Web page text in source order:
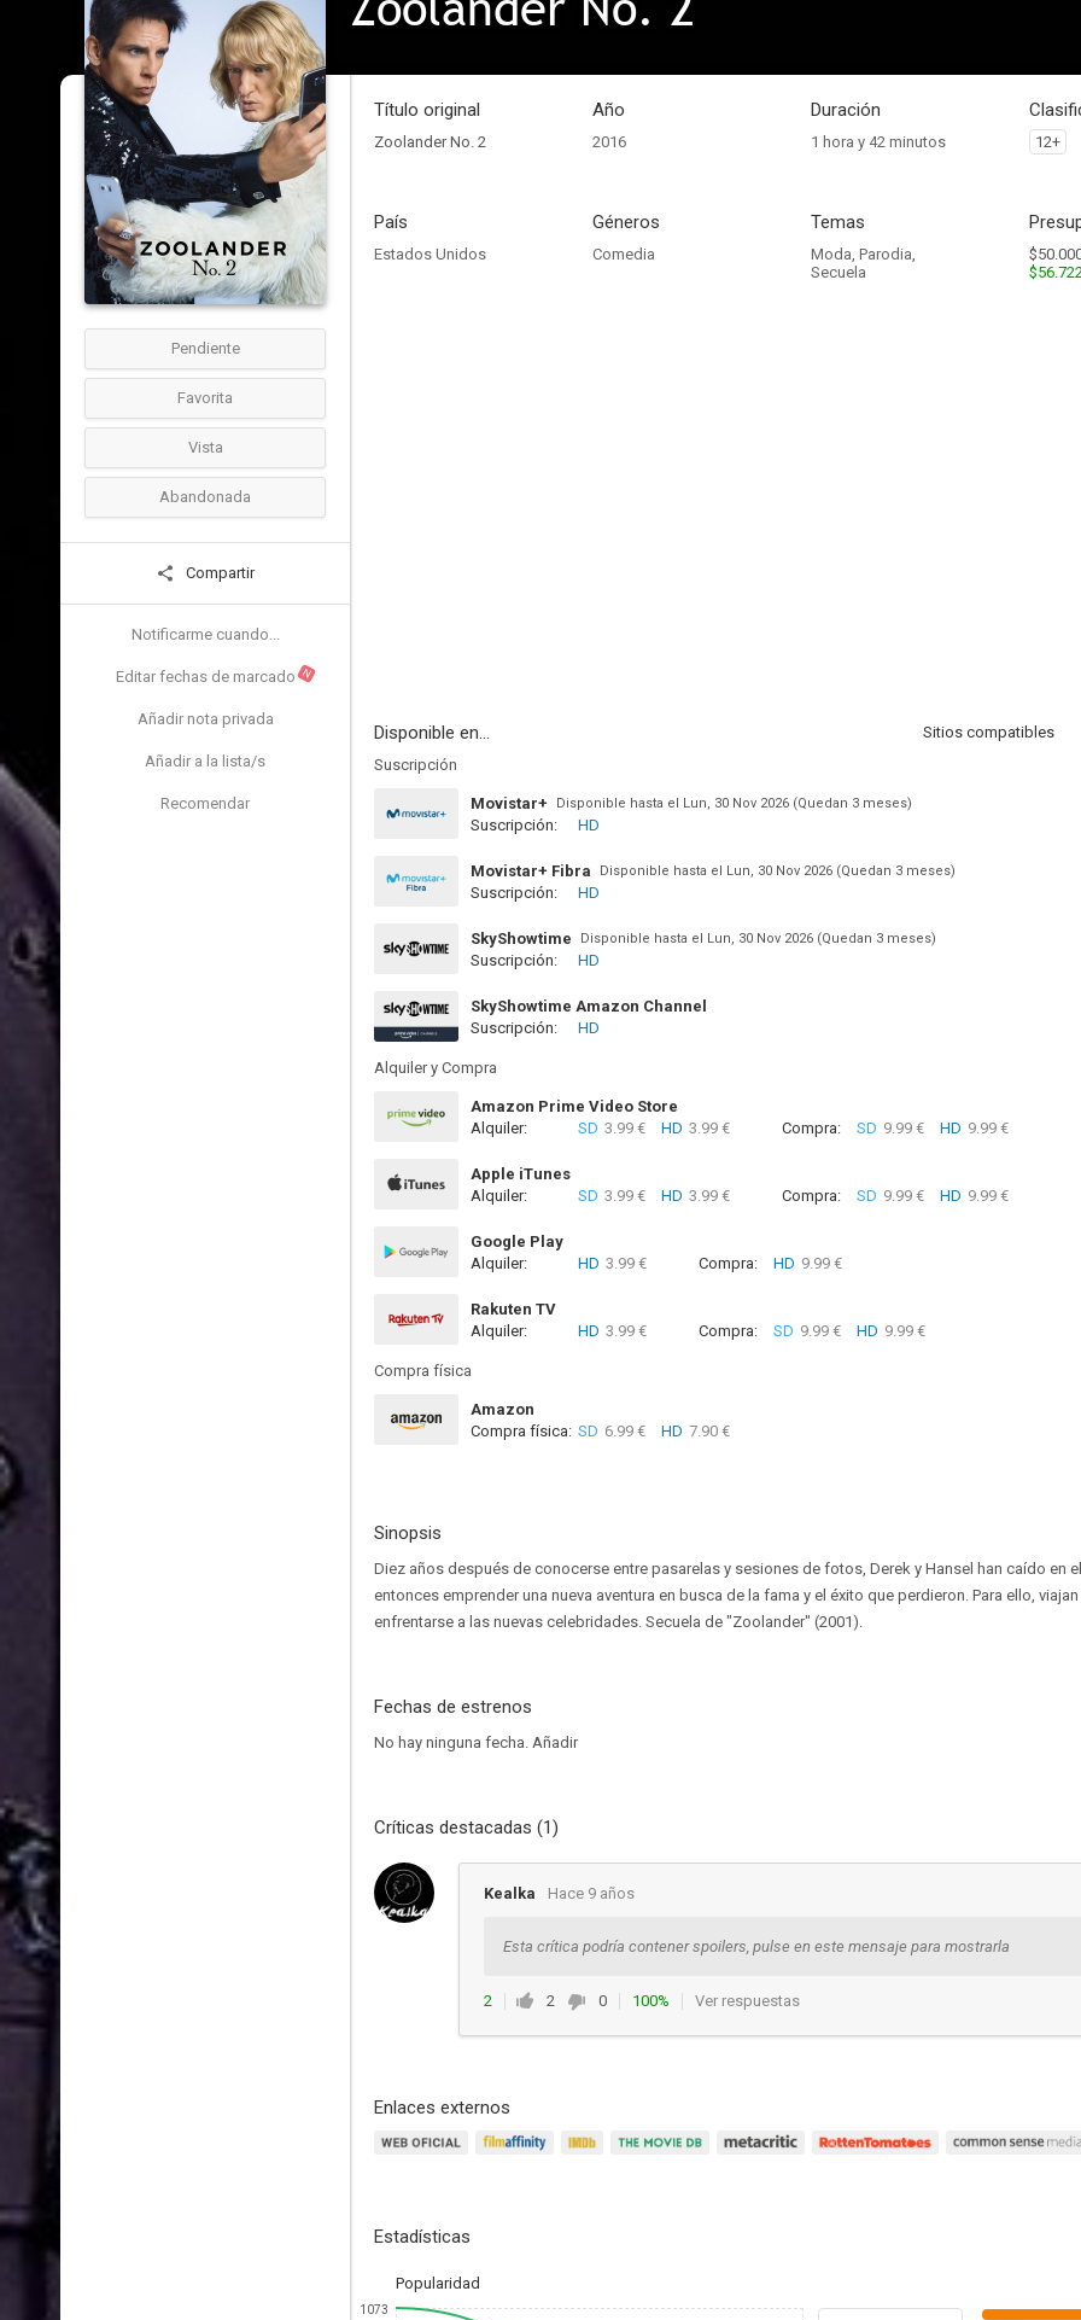
Pendiente
Favorita
Vista
Abandonada
Compartir
Notificarme cuando...
Editar fechas de marcado N
Añadir nota privada
Añadir a la lista/s
Recomendar
Título original
Zoolander No. 2
Año
2016
Duración
1 hora y 42 minutos 12+
País
Estados Unidos
Géneros
Comedia
Temas
Moda, Parodia,
Secuela
Disponible en...
Sitios compatibles
Suscripción
Movistar+ Disponible hasta el Lun, 30 Nov 2026 (Quedan 3 meses)
Suscripción: HD
Movistar+ Fibra Disponible hasta el Lun, 30 Nov 2026 (Quedan 3 meses)
Suscripción: HD
SkyShowtime Disponible hasta el Lun, 30 Nov 2026 (Quedan 3 meses)
Suscripción: HD
SkyShowtime Amazon Channel
Suscripción:
HD
Alquiler y Compra
Amazon Prime Video Store
Alquiler:
SD 3.99 € HD 3.99 € Compra: SD 9.99 € HD 9.99 €
Apple iTunes
Alquiler:
SD 3.99 € HD 3.99 € Compra: SD 9.99 € HD 9.99 €
Google Play
Alquiler:
HD 3.99 € Compra: HD 9.99 €
Rakuten TV
Alquiler:
HD 3.99 € Compra: SD 9.99 € HD 9.99 €
Compra física
Amazon
Compra física: SD 6.99 € HD 7.90 €
Sinopsis
Diez años después de conocerse entre pasarelas y sesiones de fotos, Derek y Hansel han caído en
entonces emprender una nueva aventura en busca de la fama y el éxito que perdieron. Para ello,
enfrentarse a las nuevas celebridades. Secuela de "Zoolander" (2001).
Fechas de estrenos
No hay ninguna fecha. Añadir
Críticas destacadas (1)
Kealka Hace 9 años
Esta crítica podría contener spoilers, pulse en este mensaje para mostrarla
2 2 0 100% Ver respuestas
Enlaces externos
Estadísticas
Popularidad
1073